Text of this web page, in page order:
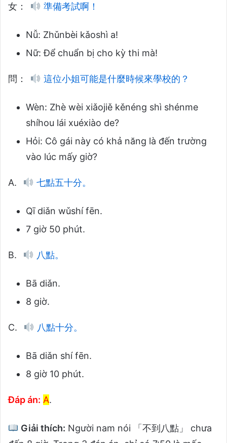
女： 準備考試啊！
Nǚ: Zhǔnbèi kǎoshì a!
Nữ: Để chuẩn bị cho kỳ thi mà!
問： 這位小姐可能是什麼時候來學校的？
Wèn: Zhè wèi xiǎojiě kěnéng shì shénme
shíhou lái xuéxiào de?
Hỏi: Cô gái này có khả năng là đến trường
vào lúc mấy giờ?
A. 七點五十分。
Qī diǎn wǔshí fēn.
7 giờ 50 phút.
B. 八點。
Bā diǎn.
8 giờ.
C. 八點十分。
Bā diǎn shí fēn.
8 giờ 10 phút.
Đáp án: A.
Giải thích: Người nam nói 「不到八點」 chưa